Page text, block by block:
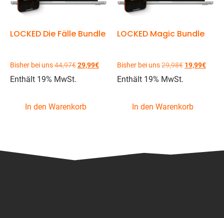
LOCKED Die Fälle Bundle
Bisher bei uns44,97€29,99€
Enthält 19% MwSt.
In den Warenkorb
LOCKED Magic Bundle
Bisher bei uns29,98€ 19,99€
Enthält 19% MwSt.
In den Warenkorb